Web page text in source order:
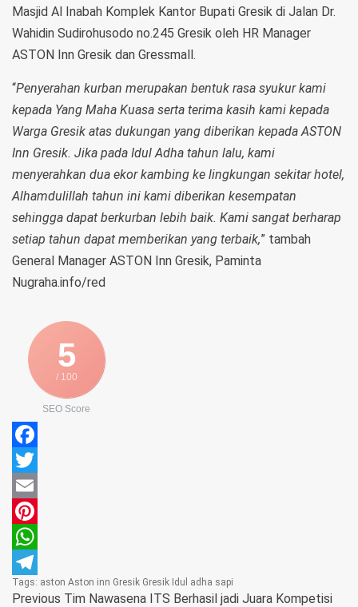
Masjid Al Inabah Komplek Kantor Bupati Gresik di Jalan Dr.
Wahidin Sudirohusodo no.245 Gresik oleh HR Manager
ASTON Inn Gresik dan Gressmall.
“Penyerahan kurban merupakan bentuk rasa syukur kami
kepada Yang Maha Kuasa serta terima kasih kami kepada
Warga Gresik atas dukungan yang diberikan kepada ASTON
Inn Gresik. Jika pada Idul Adha tahun lalu, kami
menyerahkan dua ekor kambing ke lingkungan sekitar hotel,
Alhamdulillah tahun ini kami diberikan kesempatan
sehingga dapat berkurban lebih baik. Kami sangat berharap
setiap tahun dapat memberikan yang terbaik,” tambah
General Manager ASTON Inn Gresik, Paminta
Nugraha.info/red
5
/ 100
SEO Score
Facebook
Twitter
Email
Pinterest
WhatsApp
Telegram
Tags: aston Aston inn Gresik Gresik Idul adha sapi
Previous Tim Nawasena ITS Berhasil jadi Juara Kompetisi